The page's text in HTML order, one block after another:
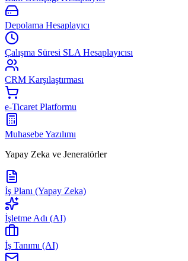
Depolama Hesaplayıcı
Çalışma Süresi SLA Hesaplayıcısı
CRM Karşılaştırması
e-Ticaret Platformu
Muhasebe Yazılımı
Yapay Zeka ve Jeneratörler
İş Planı (Yapay Zeka)
İşletme Adı (AI)
İş Tanımı (AI)